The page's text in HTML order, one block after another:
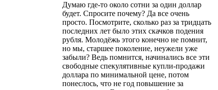
Думаю где-то около сотни за один доллар
будет. Спросите почему? Да все очень
просто. Посмотрите, сколько раз за тридцать
последних лет было этих скачков подения
рубля. Молодёжь этого конечно не помнит,
но мы, старшее поколение, неужели уже
забыли? Ведь помнится, начинались все эти
свободные спекулятивные купли-продажи
доллара по минимальной цене, потом
понеслось, что не год повышение за